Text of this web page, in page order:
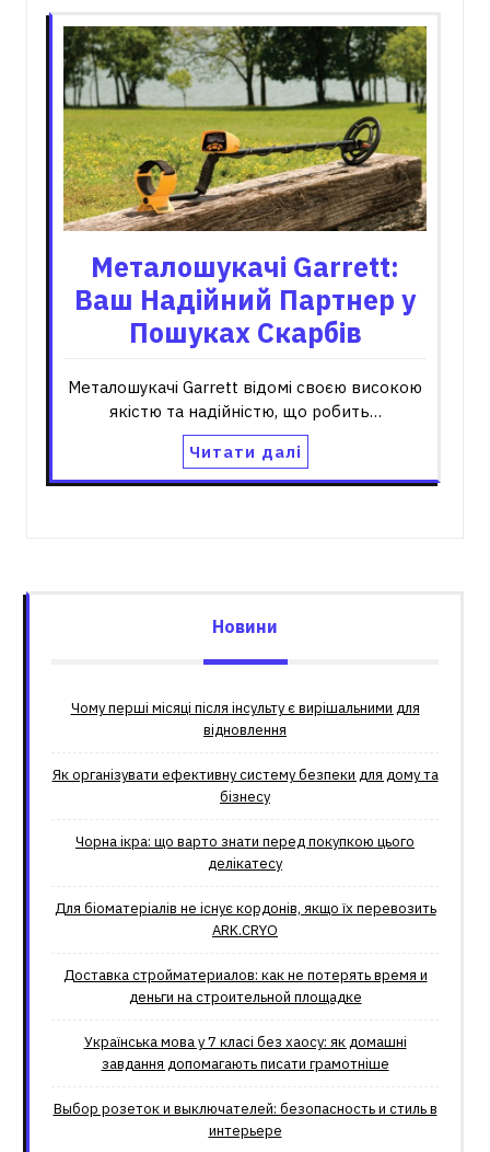
Металошукачі Garrett:
Ваш Надійний Партнер у
Пошуках Скарбів
Металошукачі Garrett відомі своєю високою
якістю та надійністю, що робить…
Читати далі
Новини
Чому перші місяці після інсульту є вирішальними для
відновлення
Як організувати ефективну систему безпеки для дому та
бізнесу
Чорна ікра: що варто знати перед покупкою цього
делікатесу
Для біоматеріалів не існує кордонів, якщо їх перевозить
ARK.CRYO
Доставка стройматериалов: как не потерять время и
деньги на строительной площадке
Українська мова у 7 класі без хаосу: як домашні
завдання допомагають писати грамотніше
Выбор розеток и выключателей: безопасность и стиль в
интерьере